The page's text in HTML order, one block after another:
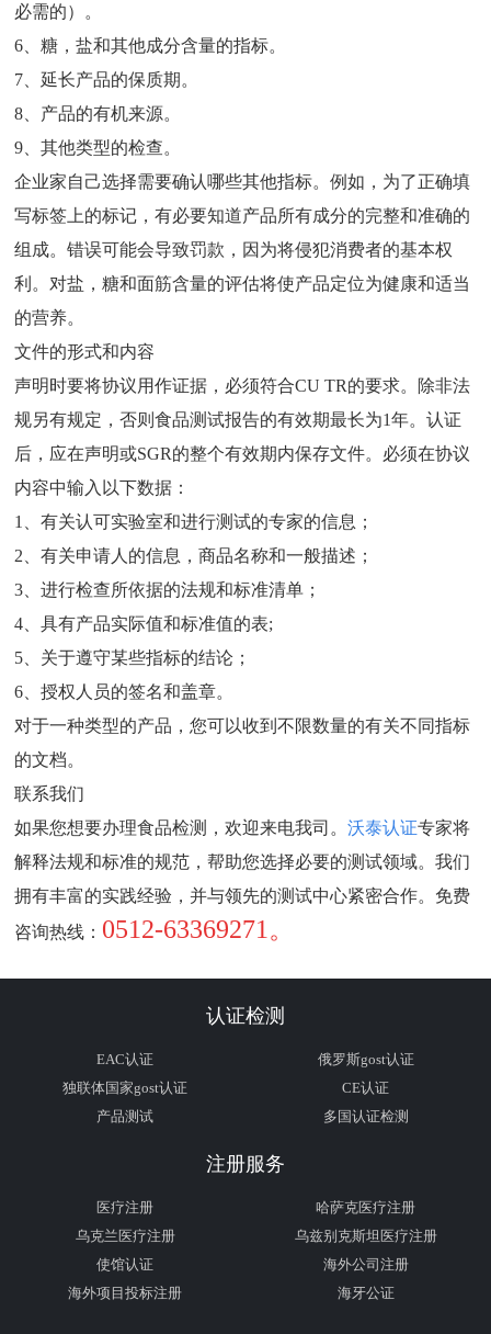
必需的）。
6、糖，盐和其他成分含量的指标。
7、延长产品的保质期。
8、产品的有机来源。
9、其他类型的检查。
企业家自己选择需要确认哪些其他指标。例如，为了正确填
写标签上的标记，有必要知道产品所有成分的完整和准确的
组成。错误可能会导致罚款，因为将侵犯消费者的基本权
利。对盐，糖和面筋含量的评估将使产品定位为健康和适当
的营养。
文件的形式和内容
声明时要将协议用作证据，必须符合CU TR的要求。除非法
规另有规定，否则食品测试报告的有效期最长为1年。认证
后，应在声明或SGR的整个有效期内保存文件。必须在协议
内容中输入以下数据：
1、有关认可实验室和进行测试的专家的信息；
2、有关申请人的信息，商品名称和一般描述；
3、进行检查所依据的法规和标准清单；
4、具有产品实际值和标准值的表;
5、关于遵守某些指标的结论；
6、授权人员的签名和盖章。
对于一种类型的产品，您可以收到不限数量的有关不同指标
的文档。
联系我们
如果您想要办理食品检测，欢迎来电我司。沃泰认证专家将
解释法规和标准的规范，帮助您选择必要的测试领域。我们
拥有丰富的实践经验，并与领先的测试中心紧密合作。免费
咨询热线： 0512-63369271。
认证检测
EAC认证
俄罗斯gost认证
独联体国家gost认证
CE认证
产品测试
多国认证检测
注册服务
医疗注册
哈萨克医疗注册
乌克兰医疗注册
乌兹别克斯坦医疗注册
使馆认证
海外公司注册
海外项目投标注册
海牙公证